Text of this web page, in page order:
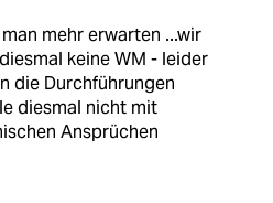
mehr erwarten ...wir
keine WM - leider
die Durchführungen
diesmal nicht mit
Ansprüchen